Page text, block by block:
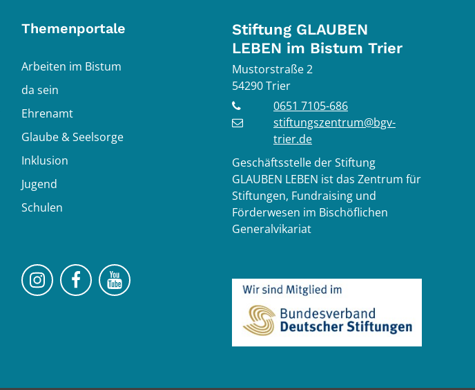
Themenportale
Arbeiten im Bistum
da sein
Ehrenamt
Glaube & Seelsorge
Inklusion
Jugend
Schulen
Bistum Trier auf Instragram
Bistum Trier auf Facebook
Bistum Trier auf YouTube
Stiftung GLAUBEN
LEBEN im Bistum Trier
Mustorstraße 2
54290Trier
0651 7105-686
stiftungszentrum@bgv-
trier.de
Geschäftsstelle der Stiftung
GLAUBEN LEBEN ist das Zentrum für
Stiftungen, Fundraising und
Förderwesen im Bischöflichen
Generalvikariat